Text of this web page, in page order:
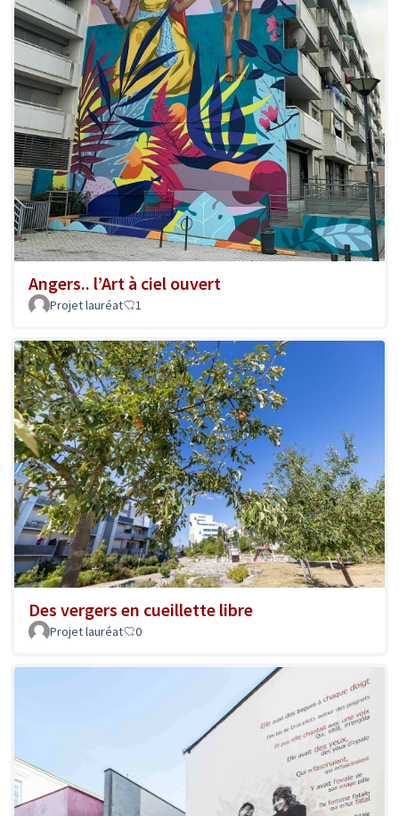
Angers.. l’Art à ciel ouvert
Projet lauréat 1
Des vergers en cueillette libre
Projet lauréat 0